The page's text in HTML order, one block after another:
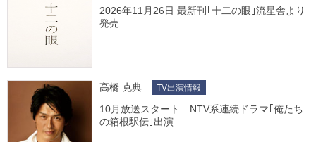
2026年11月26日 最新刊｢十二の眼｣流星舎より
発売
高橋 克典 TV出演情報
10月放送スタート NTV系連続ドラマ｢俺たち
の箱根駅伝｣出演